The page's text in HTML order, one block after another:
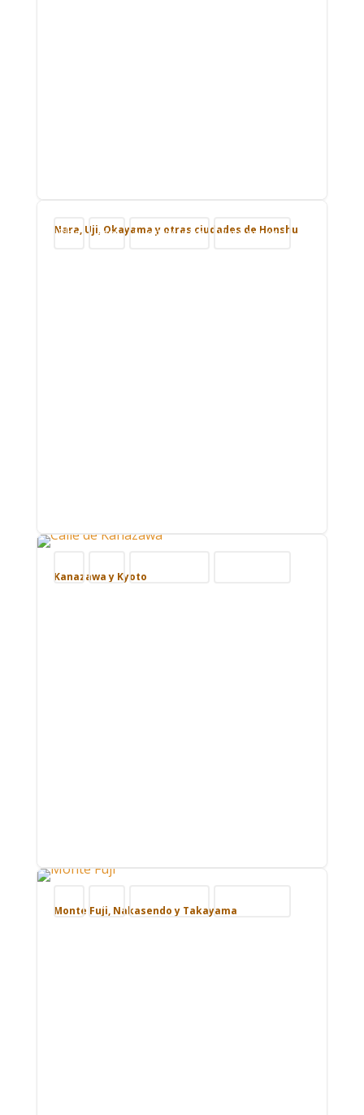
Blog Japón Nuestros viajes Viajar por Asia
Nara, Uji, Okayama y otras ciudades de Honshu
Kanazawa y Kyoto
Monte Fuji, Nakasendo y Takayama